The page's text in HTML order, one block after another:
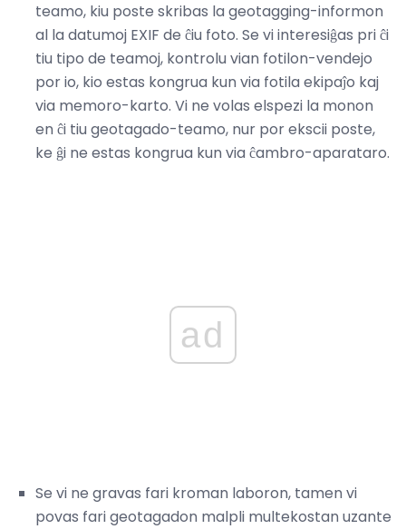
teamo, kiu poste skribas la geotagging-informon
al la datumoj EXIF ​​de ĉiu foto. Se vi interesiĝas pri ĉi
tiu tipo de teamoj, kontrolu vian fotilon-vendejo
por io, kio estas kongrua kun via fotila ekipaĵo kaj
via memoro-karto. Vi ne volas elspezi la monon
en ĉi tiu geotagado-teamo, nur por ekscii poste,
ke ĝi ne estas kongrua kun via ĉambro-aparataro.
ad
Se vi ne gravas fari kroman laboron, tamen vi
povas fari geotagadon malpli multekostan uzante